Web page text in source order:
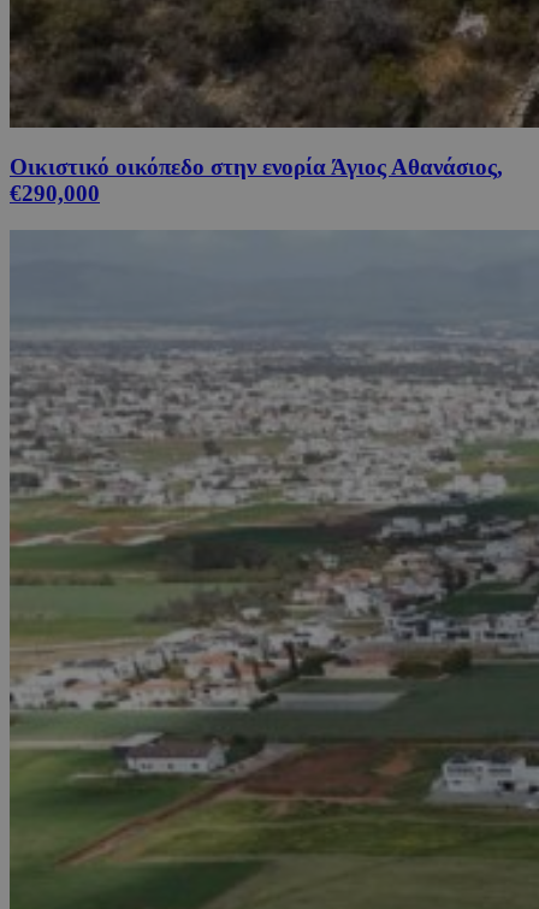
Οικιστικό οικόπεδο στην ενορία Άγιος Αθανάσιος,
€290,000